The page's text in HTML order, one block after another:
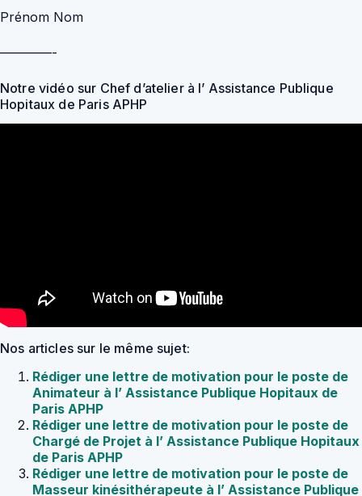
Prénom Nom
————-
Notre vidéo sur Chef d’atelier à l’ Assistance Publique
Hopitaux de Paris APHP
Nos articles sur le même sujet:
Rédiger une lettre de motivation pour le poste de
Animateur à l’ Assistance Publique Hopitaux de
Paris APHP
Rédiger une lettre de motivation pour le poste de
Chargé de Projet à l’ Assistance Publique Hopitaux
de Paris APHP
Rédiger une lettre de motivation pour le poste de
Masseur kinésithérapeute à l’ Assistance Publique